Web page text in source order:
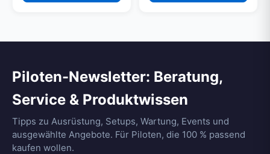
Piloten-Newsletter: Beratung,
Service & Produktwissen
Tipps zu Ausrüstung, Setups, Wartung, Events und
ausgewählte Angebote. Für Piloten, die 100 % passend
kaufen wollen.